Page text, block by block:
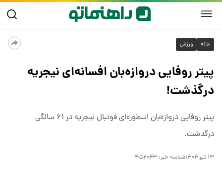
خانه ورزش
پیتر روفایی دروازه‌بان افسانه‌ای نیجریه
درگذشت!
پیتر روفایی دروازه‌بان اسطوره‌ای فوتبال نیجریه در ۶۱ سالگی
‏درگذشت. ‏
۱۳ تیر ۱۴۰۴ شناسه خبر: ۴۵۲۰۴۳